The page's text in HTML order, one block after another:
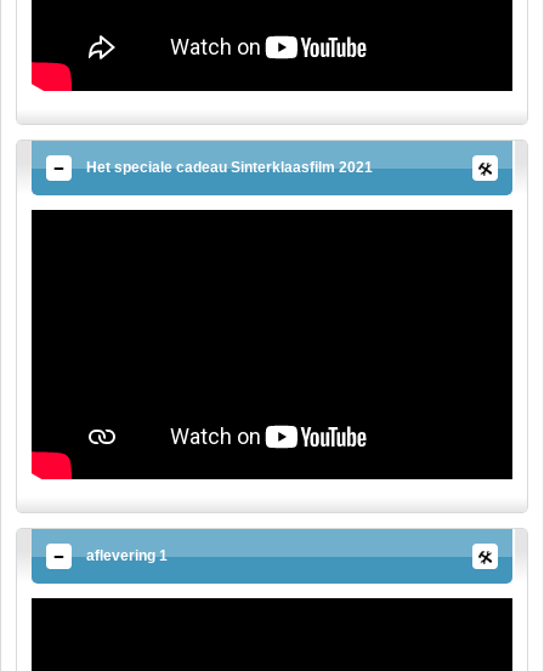
Het speciale cadeau Sinterklaasfilm 2021
aflevering 1